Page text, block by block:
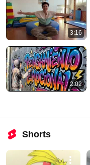
3:16
2:02
Shorts